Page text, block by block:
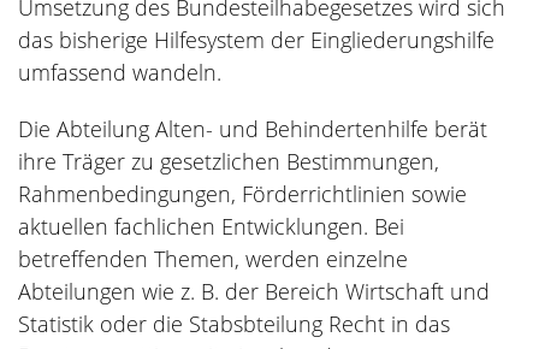
Umsetzung des Bundesteilhabegesetzes wird sich
das bisherige Hilfesystem der Eingliederungshilfe
umfassend wandeln.
Die Abteilung Alten- und Behindertenhilfe berät
ihre Träger zu gesetzlichen Bestimmungen,
Rahmenbedingungen, Förderrichtlinien sowie
aktuellen fachlichen Entwicklungen. Bei
betreffenden Themen, werden einzelne
Abteilungen wie z. B. der Bereich Wirtschaft und
Statistik oder die Stabsbteilung Recht in das